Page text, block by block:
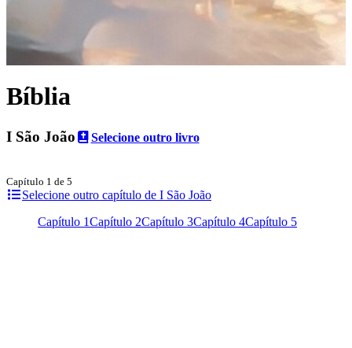
Bíblia
I São João Selecione outro livro
Capítulo 1 de 5
Selecione outro capítulo de I São João
Capítulo 1Capítulo 2Capítulo 3Capítulo 4Capítulo 5